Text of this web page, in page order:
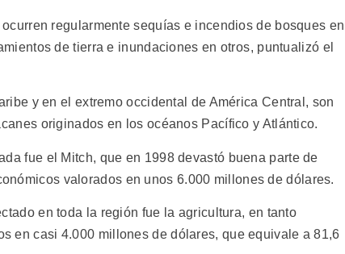
regularmente sequías e incendios de bosques en
de tierra e inundaciones en otros, puntualizó el
y en el extremo occidental de América Central, son
originados en los océanos Pacífico y Atlántico.
fue el Mitch, que en 1998 devastó buena parte de
valorados en unos 6.000 millones de dólares.
en toda la región fue la agricultura, en tanto
en casi 4.000 millones de dólares, que equivale a 81,6